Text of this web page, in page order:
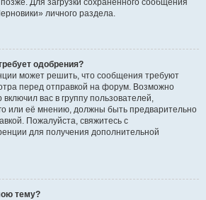
Для загрузки сохранённого сообщения
личного раздела.
одобрения?
может решить, что сообщения требуют
перед отправкой на форум. Возможно
вас в группу пользователей,
или её мнению, должны быть предварительно
Пожалуйста, свяжитесь с
для получения дополнительной
тему?